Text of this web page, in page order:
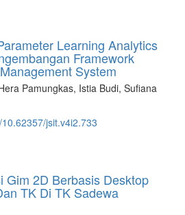
Learning Analytics
Framework
System
Pamungkas, Istia Budi, Sufiana
jsit.v4i2.733
Gim 2D Berbasis Desktop
TK Di TK Sadewa